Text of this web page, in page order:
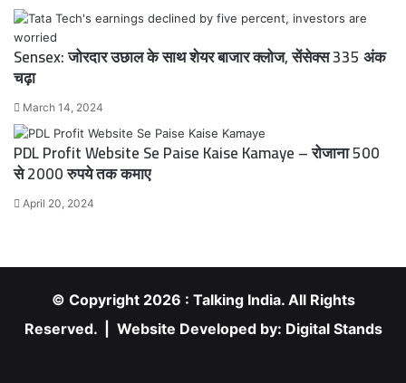
Sensex: जोरदार उछाल के साथ शेयर बाजार क्लोज, सेंसेक्स 335 अंक
चढ़ा
March 14, 2024
PDL Profit Website Se Paise Kaise Kamaye – रोजाना 500
से 2000 रुपये तक कमाए
April 20, 2024
© Copyright 2026 : Talking India. All Rights
Reserved. | Website Developed by: Digital Stands